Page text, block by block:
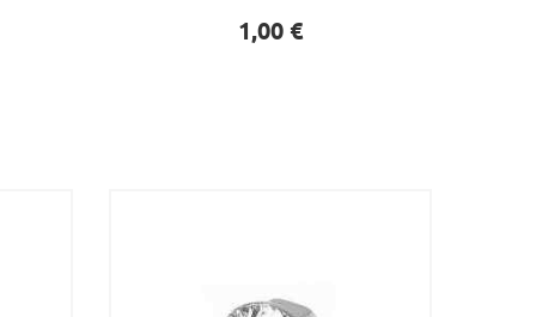
Preu
1,00 €